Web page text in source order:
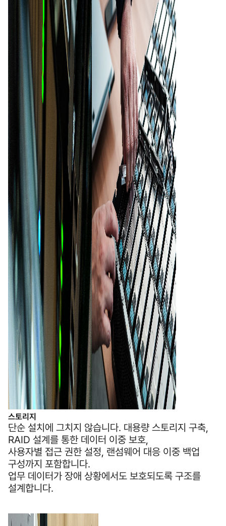
스토리지
단순 설치에 그치지 않습니다. 대용량 스토리지 구축,
RAID 설계를 통한 데이터 이중 보호,
사용자별 접근 권한 설정, 랜섬웨어 대응 이중 백업
구성까지 포함합니다.
업무 데이터가 장애 상황에서도 보호되도록 구조를
설계합니다.